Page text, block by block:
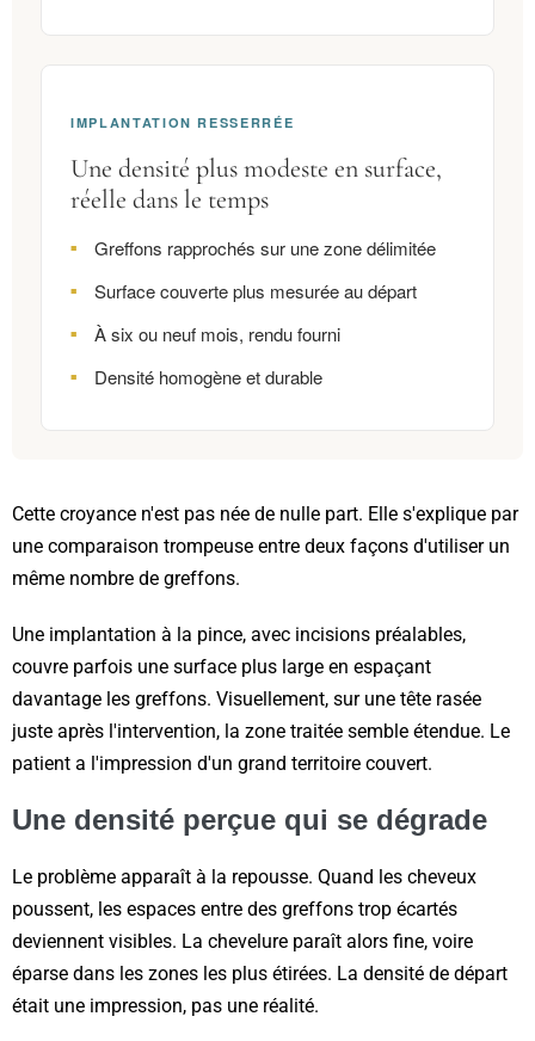
IMPLANTATION RESSERRÉE
Une densité plus modeste en surface,
réelle dans le temps
Greffons rapprochés sur une zone délimitée
Surface couverte plus mesurée au départ
À six ou neuf mois, rendu fourni
Densité homogène et durable
Cette croyance n'est pas née de nulle part. Elle s'explique par
une comparaison trompeuse entre deux façons d'utiliser un
même nombre de greffons.
Une implantation à la pince, avec incisions préalables,
couvre parfois une surface plus large en espaçant
davantage les greffons. Visuellement, sur une tête rasée
juste après l'intervention, la zone traitée semble étendue. Le
patient a l'impression d'un grand territoire couvert.
Une densité perçue qui se dégrade
Le problème apparaît à la repousse. Quand les cheveux
poussent, les espaces entre des greffons trop écartés
deviennent visibles. La chevelure paraît alors fine, voire
éparse dans les zones les plus étirées. La densité de départ
était une impression, pas une réalité.